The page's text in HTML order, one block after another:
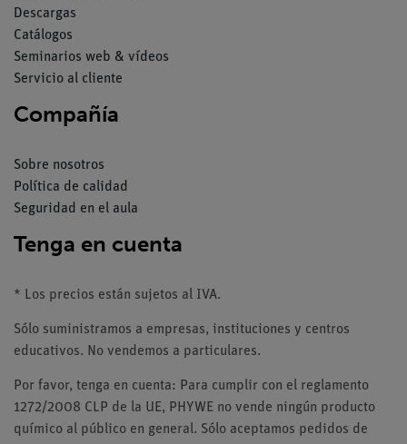
Descargas
Catálogos
Seminarios web & vídeos
Servicio al cliente
Compañía
Sobre nosotros
Política de calidad
Seguridad en el aula
Tenga en cuenta
* Los precios están sujetos al IVA.
Sólo suministramos a empresas, instituciones y centros
educativos. No vendemos a particulares.
Por favor, tenga en cuenta: Para cumplir con el reglamento
1272/2008 CLP de la UE, PHYWE no vende ningún producto
químico al público en general. Sólo aceptamos pedidos de